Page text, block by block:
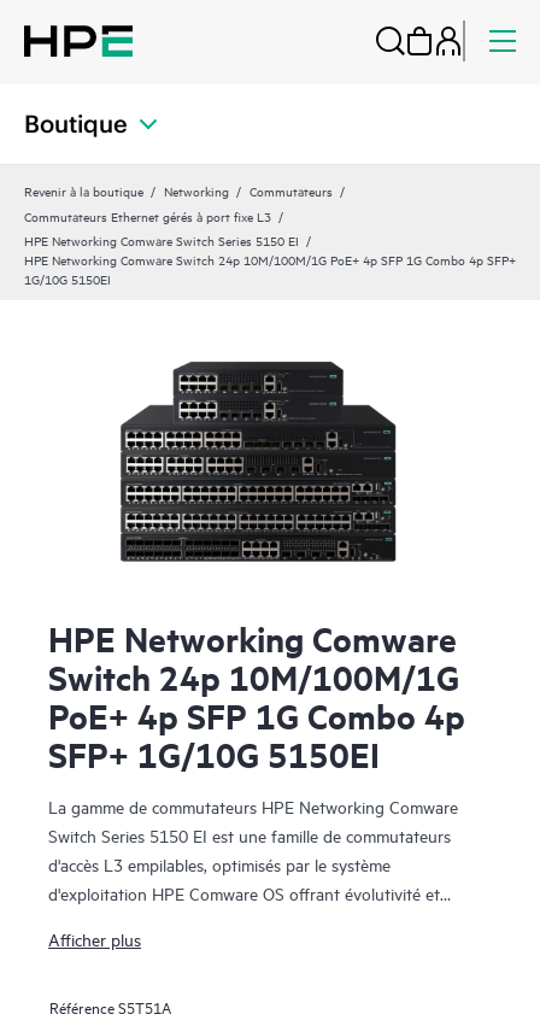
Boutique
Revenir à la boutique Networking
Commutateurs
Commutateurs Ethernet gérés à port fixe L3
HPE Networking Comware Switch Series 5150 EI
HPE Networking Comware Switch 24p 10M/100M/1G PoE+ 4p SFP 1G Combo 4p SFP+
1G/10G 5150EI
HPE Networking Comware
Switch 24p 10M/100M/1G
PoE+ 4p SFP 1G Combo 4p
SFP+ 1G/10G 5150EI
La gamme de commutateurs HPE Networking Comware
Switch Series 5150 EI est une famille de commutateurs
d'accès L3 empilables, optimisés par le système
d'exploitation HPE Comware OS offrant évolutivité et
réseaux de campus des petites, moyennes et grandes
Afficher plus
RéférenceS5T51A